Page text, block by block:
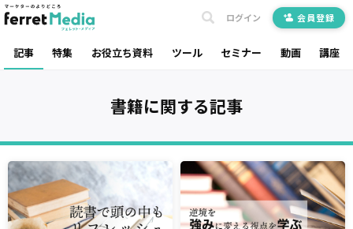
記事 特集 お役立ち資料 ツール セミナー 動画 講座
ログイン 会員登録
書籍に関する記事